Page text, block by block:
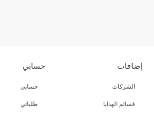
إضافات
الشركات
قسائم الهدايا
حسابي
حسابي
طلباتي